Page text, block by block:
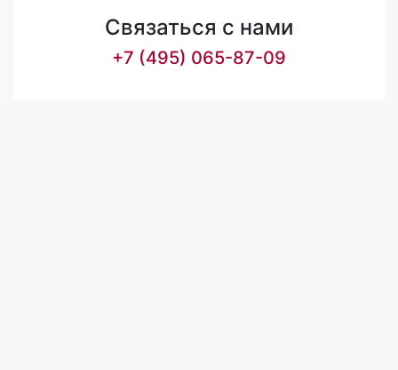
Связаться с нами
+7 (495) 065-87-09